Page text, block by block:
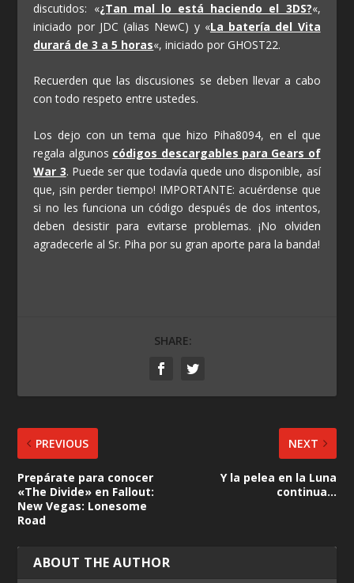
discutidos: «¿Tan mal lo está haciendo el 3DS?«,
iniciado por JDC (alias NewC) y «La batería del Vita
durará de 3 a 5 horas«, iniciado por GHOST22.
Recuerden que las discusiones se deben llevar a cabo
con todo respeto entre ustedes.
Los dejo con un tema que hizo Piha8094, en el que
regala algunos códigos descargables para Gears of
War 3. Puede ser que todavía quede uno disponible, así
que, ¡sin perder tiempo! IMPORTANTE: acuérdense que
si no les funciona un código después de dos intentos,
deben desistir para evitarse problemas. ¡No olviden
agradecerle al Sr. Piha por su gran aporte para la banda!
SHARE:
PREVIOUS
Prepárate para conocer
«The Divide» en Fallout:
New Vegas: Lonesome
Road
NEXT
Y la pelea en la Luna
continua…
ABOUT THE AUTHOR